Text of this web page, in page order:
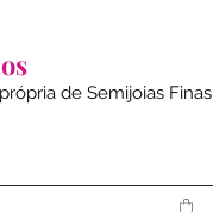
de Semijoias Finas